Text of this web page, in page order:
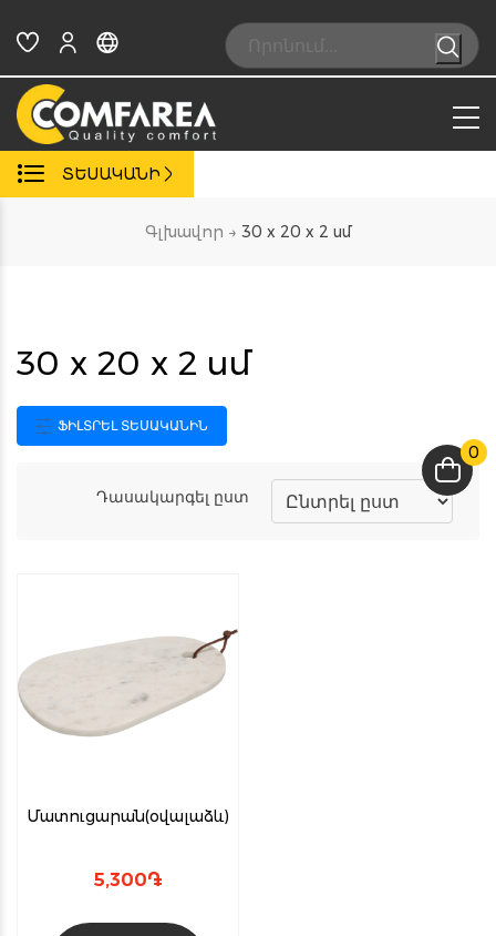
content
Search:
0
ՏԵՍԱԿԱՆԻ
Գլխավոր → 30 x 20 x 2 սմ
30 x 20 x 2 սմ
ՖԻԼՏՐԵԼ ՏԵՍԱԿԱՆԻՆ
Դասակարգել ըստ
Մատուցարան(օվալաձև)
5,300֏